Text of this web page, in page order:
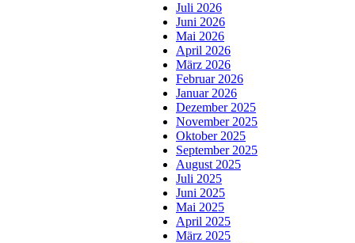
Juli 2026
Juni 2026
Mai 2026
April 2026
März 2026
Februar 2026
Januar 2026
Dezember 2025
November 2025
Oktober 2025
September 2025
August 2025
Juli 2025
Juni 2025
Mai 2025
April 2025
März 2025